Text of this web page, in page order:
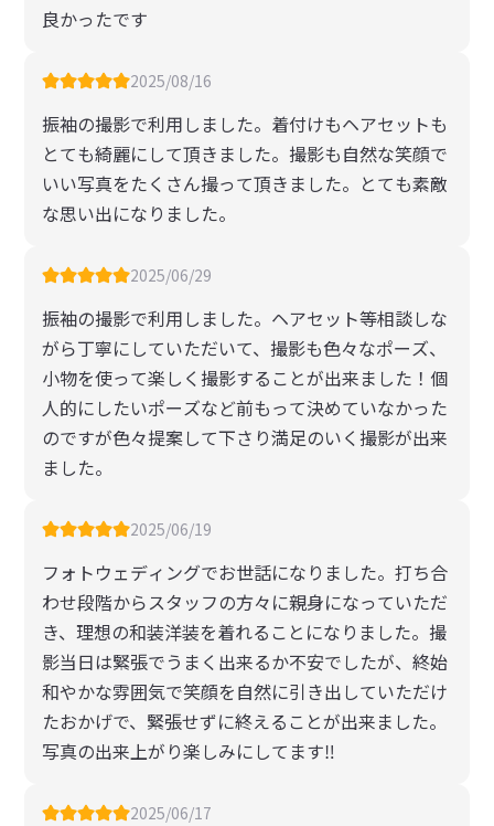
良かったです
2025/08/16
振袖の撮影で利用しました。着付けもヘアセットも
とても綺麗にして頂きました。撮影も自然な笑顔で
いい写真をたくさん撮って頂きました。とても素敵
な思い出になりました。
2025/06/29
振袖の撮影で利用しました。ヘアセット等相談しな
がら丁寧にしていただいて、撮影も色々なポーズ、
小物を使って楽しく撮影することが出来ました！個
人的にしたいポーズなど前もって決めていなかった
のですが色々提案して下さり満足のいく撮影が出来
ました。
2025/06/19
フォトウェディングでお世話になりました。打ち合
わせ段階からスタッフの方々に親身になっていただ
き、理想の和装洋装を着れることになりました。撮
影当日は緊張でうまく出来るか不安でしたが、終始
和やかな雰囲気で笑顔を自然に引き出していただけ
たおかげで、緊張せずに終えることが出来ました。
写真の出来上がり楽しみにしてます‼︎
2025/06/17